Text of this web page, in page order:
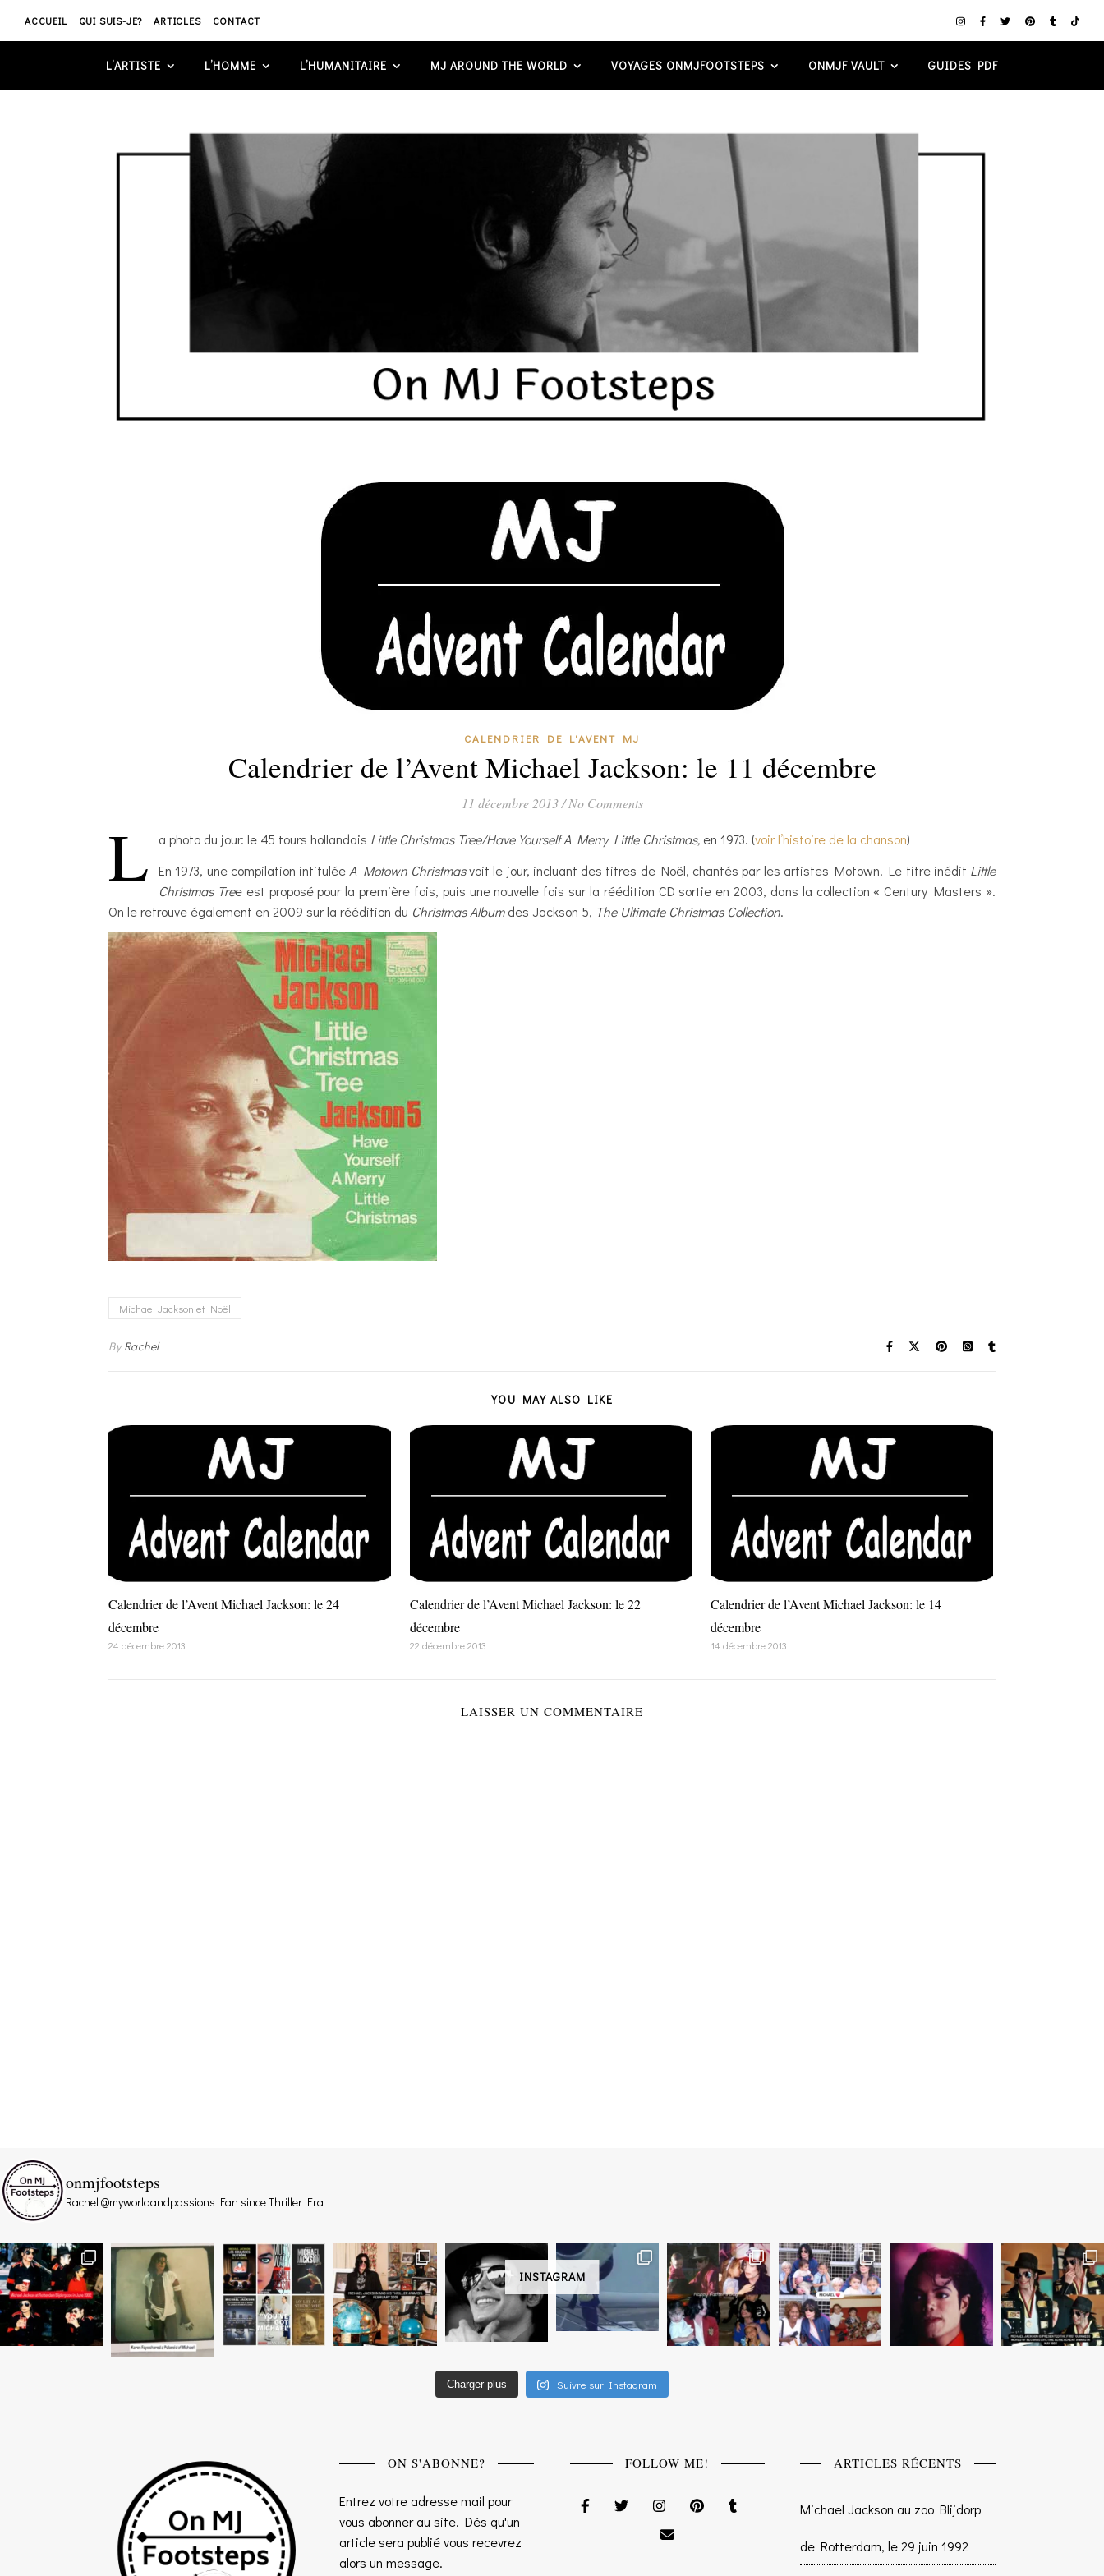
ACCUEIL QUI SUIS-JE? ARTICLES CONTACT
L’ARTISTE L’HOMME L’HUMANITAIRE MJ AROUND THE WORLD VOYAGES ONMJFOOTSTEPS ONMJF VAULT GUIDES PDF
CALENDRIER DE L'AVENT MJ
Calendrier de l’Avent Michael Jackson: le 11 décembre
11 décembre 2013 / No Comments
L a photo du jour: le 45 tours hollandais Little Christmas Tree/Have Yourself A Merry Little Christmas, en 1973. (voir l’histoire de la chanson)
En 1973, une compilation intitulée A Motown Christmasvoit le jour, incluant des titres de Noël, chantés par les artistes Motown. Le titre inédit Little
Christmas Tree est proposé pour la première fois, puis une nouvelle fois sur la réédition CD sortie en 2003, dans la collection « Century Masters ».
On le retrouve également en 2009 sur la réédition du Christmas Albumdes Jackson 5, The Ultimate Christmas Collection.
Michael Jackson et Noël
ByRachel
YOU MAY ALSO LIKE
Calendrier de l’Avent Michael Jackson: le 24
décembre
24 décembre 2013
Calendrier de l’Avent Michael Jackson: le 22
décembre
22 décembre 2013
Calendrier de l’Avent Michael Jackson: le 14
décembre
14 décembre 2013
LAISSER UN COMMENTAIRE
INSTAGRAM
onmjfootsteps
Rachel @myworldandpassions Fan since Thriller Era
Charger plus Suivre sur Instagram
ON S'ABONNE?
Entrez votre adresse mail pour
vous abonner au site. Dès qu'un
article sera publié vous recevrez
alors un message.
FOLLOW ME! ARTICLES RÉCENTS
Michael Jackson au zoo Blijdorp
de Rotterdam, le 29 juin 1992